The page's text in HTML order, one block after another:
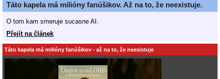
Táto kapela má milióny fanúšikov. Až na to, že neexistuje.
O tom kam smeruje sucasne AI.
Přejít na článek
Táto kapela má milióny fanúšikov - až na to, že neexistuje